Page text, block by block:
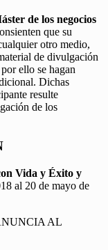
de los negocios
que su
otro medio,
de divulgación
ello se hagan
Dichas
resulte
de los
Vida y Éxito y
al 20 de mayo de
AL